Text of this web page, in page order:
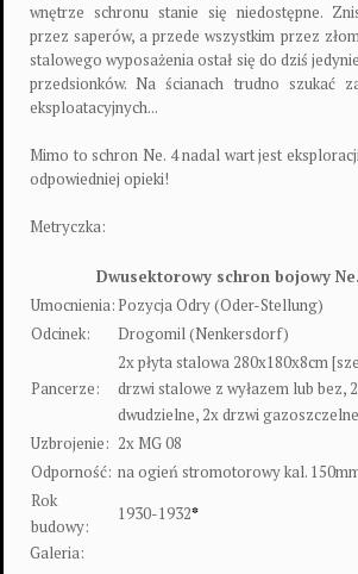
wnętrze schronu stanie się niedostępne.
przez saperów, a przede wszystkim przez
stalowego wyposażenia ostał się do dziś
przedsionków. Na ścianach trudno szukać
eksploatacyjnych...
Mimo to schron Ne. 4 nadal wart jest
odpowiedniej opieki!
Metryczka:
Dwusektorowy schron bojowy
Umocnienia: Pozycja Odry (Oder-Stellung)
Odcinek:
Drogomil (Nenkersdorf)
Pancerze:
2x płyta stalowa 280x180x8cm
drzwi stalowe z wyłazem lub bez,
dwudzielne, 2x drzwi gazoszczelne
Uzbrojenie: 2x MG 08
Odporność: na ogień stromotorowy kal.
Rok
budowy:
1930-1932*
Galeria: